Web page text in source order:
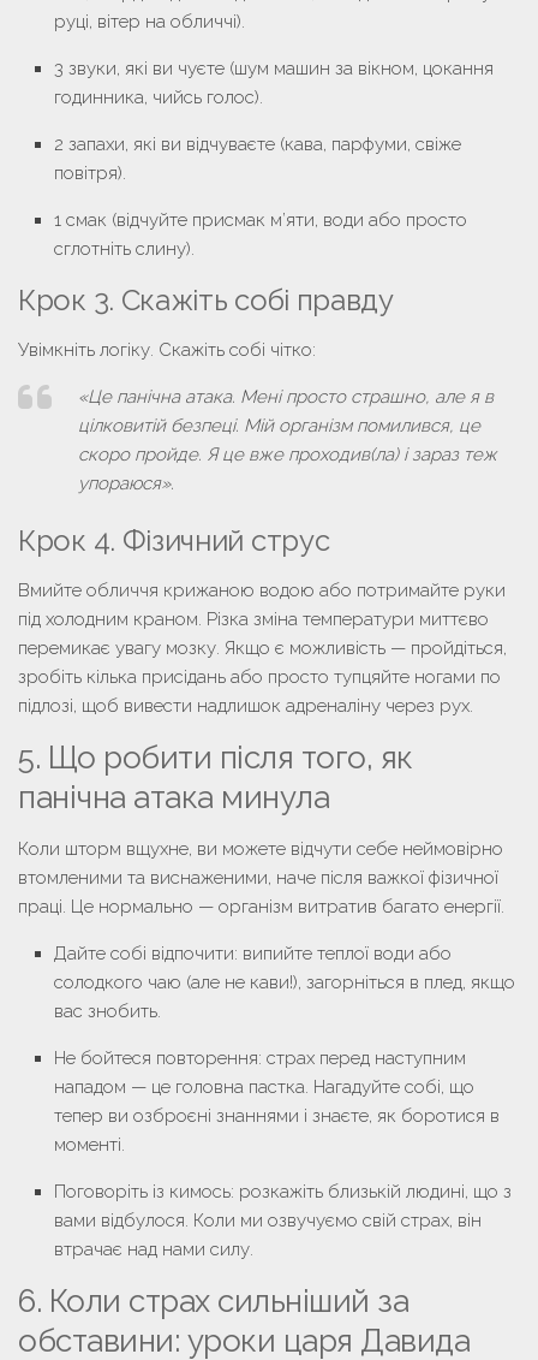
руці, вітер на обличчі).
3 звуки, які ви чуєте (шум машин за вікном, цокання
годинника, чийсь голос).
2 запахи, які ви відчуваєте (кава, парфуми, свіже
повітря).
1 смак (відчуйте присмак м’яти, води або просто
сглотніть слину).
Крок 3. Скажіть собі правду
Увімкніть логіку. Скажіть собі чітко:
«Це панічна атака. Мені просто страшно, але я в
цілковитій безпеці. Мій організм помилився, це
скоро пройде. Я це вже проходив(ла) і зараз теж
упораюся».
Крок 4. Фізичний струс
Вмийте обличчя крижаною водою або потримайте руки
під холодним краном. Різка зміна температури миттєво
перемикає увагу мозку. Якщо є можливість — пройдіться,
зробіть кілька присідань або просто тупцяйте ногами по
підлозі, щоб вивести надлишок адреналіну через рух.
5. Що робити після того, як
панічна атака минула
Коли шторм вщухне, ви можете відчути себе неймовірно
втомленими та виснаженими, наче після важкої фізичної
праці. Це нормально — організм витратив багато енергії.
Дайте собі відпочити: випийте теплої води або
солодкого чаю (але не кави!), загорніться в плед, якщо
вас знобить.
Не бойтеся повторення: страх перед наступним
нападом — це головна пастка. Нагадуйте собі, що
тепер ви озброєні знаннями і знаєте, як боротися в
моменті.
Поговоріть із кимось: розкажіть близькій людині, що з
вами відбулося. Коли ми озвучуємо свій страх, він
втрачає над нами силу.
6. Коли страх сильніший за
обставини: уроки царя Давида